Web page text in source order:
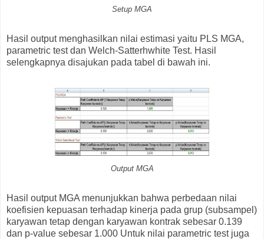
Setup MGA
Hasil output menghasilkan nilai estimasi yaitu PLS MGA,
parametric test dan Welch-Satterhwhite Test. Hasil
selengkapnya disajukan pada tabel di bawah ini.
Output MGA
Hasil output MGA menunjukkan bahwa perbedaan nilai
koefisien kepuasan terhadap kinerja pada grup (subsampel)
karyawan tetap dengan karyawan kontrak sebesar 0.139
dan p-value sebesar 1.000 Untuk nilai parametric test juga